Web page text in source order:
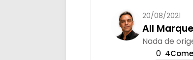
20/08/2021
All
Nada de
0 4